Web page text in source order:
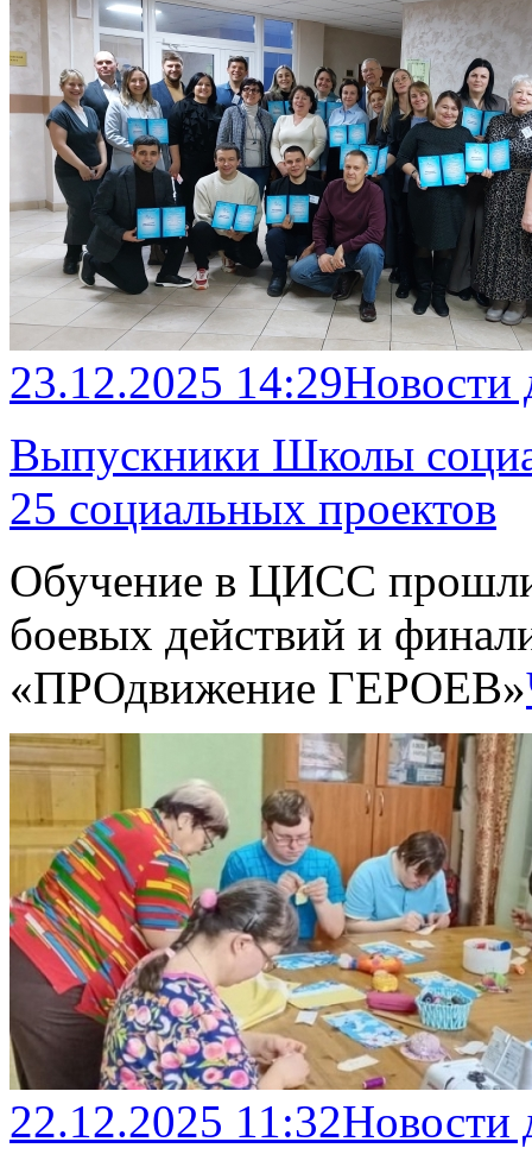
23.12.2025 14:29
Выпускники Школы
25 социальных проектов
Обучение в ЦИСС
боевых действий и
«ПРОдвижение ГЕРОЕВ»
22.12.2025 11:32